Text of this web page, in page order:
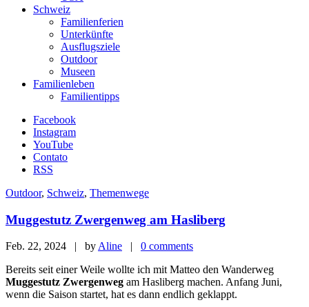
Schweiz
Familienferien
Unterkünfte
Ausflugsziele
Outdoor
Museen
Familienleben
Familientipps
Facebook
Instagram
YouTube
Contato
RSS
Outdoor, Schweiz, Themenwege
Muggestutz Zwergenweg am Hasliberg
Feb. 22, 2024 | byAline | 0 comments
Bereits seit einer Weile wollte ich mit Matteo den Wanderweg
Muggestutz Zwergenweg am Hasliberg machen. Anfang Juni,
wenn die Saison startet, hat es dann endlich geklappt.